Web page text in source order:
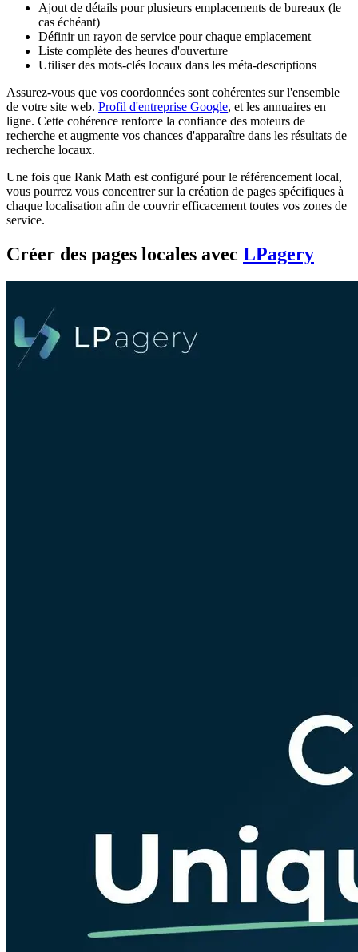
Ajout de détails pour plusieurs emplacements de bureaux (le
cas échéant)
Définir un rayon de service pour chaque emplacement
Liste complète des heures d'ouverture
Utiliser des mots-clés locaux dans les méta-descriptions
Assurez-vous que vos coordonnées sont cohérentes sur l'ensemble
de votre site web. Profil d'entreprise Google, et les annuaires en
ligne. Cette cohérence renforce la confiance des moteurs de
recherche et augmente vos chances d'apparaître dans les résultats de
recherche locaux.
Une fois que Rank Math est configuré pour le référencement local,
vous pourrez vous concentrer sur la création de pages spécifiques à
chaque localisation afin de couvrir efficacement toutes vos zones de
service.
Créer des pages locales avec LPagery